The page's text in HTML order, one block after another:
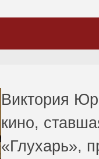
Виктория
кино,
«Глухарь»,